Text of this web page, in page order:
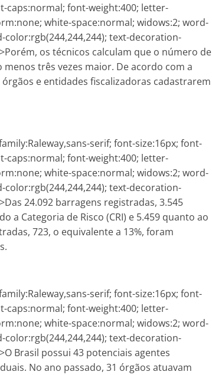
font-weight:400; letter-
white-space:normal; widows:2; word-
text-decoration-
os técnicos calculam que o número de
três vezes maior. De acordo com a
e entidades fiscalizadoras cadastrarem
serif; font-size:16px; font-
font-weight:400; letter-
white-space:normal; widows:2; word-
text-decoration-
24.092 barragens registradas, 3.545
a Categoria de Risco (CRI) e 5.459 quanto ao
723, o equivalente a 13%, foram
serif; font-size:16px; font-
font-weight:400; letter-
white-space:normal; widows:2; word-
text-decoration-
Brasil possui 43 potenciais agentes
No ano passado, 31 órgãos atuavam